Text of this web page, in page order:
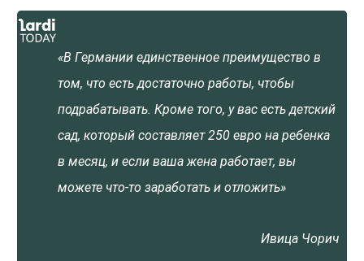
«В Германии единственное преимущество в
том, что есть достаточно работы, чтобы
подрабатывать. Кроме того, у вас есть детский
сад, который составляет 250 евро на ребенка
в месяц, и если ваша жена работает, вы
можете что-то заработать и отложить»
Ивица Чорич